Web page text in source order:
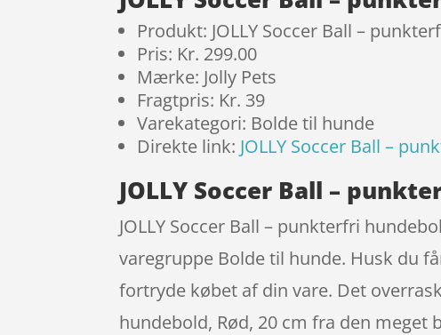
Produkt: JOLLY Soccer Ball –
Pris: Kr. 299.00
Mærke: Jolly Pets
Fragtpris: Kr. 39
Varekategori: Bolde til hunde
Direkte link: JOLLY Soccer Ball –
JOLLY Soccer Ball –
JOLLY Soccer Ball – punkterfri
varegruppe Bolde til hunde. Husk du
fortryde købet af din vare. Det
hundebold, Rød, 20 cm fra den